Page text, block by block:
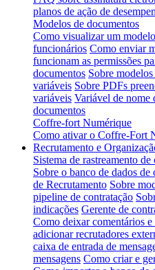
planos de ação de
Modelos de documentos
Como visualizar um
funcionários Como enviar
funcionam as permissões
documentos Sobre
variáveis Sobre PDFs
variáveis Variável de nome
documentos
Coffre-fort Numérique
Como ativar o Coffre-Fort
Recrutamento e
Sistema de rastreamento de
Sobre o banco de dados de
de Recrutamento Sobre
pipeline de contratação
indicações Gerente de
Como deixar comentários
adicionar recrutadores
caixa de entrada de
mensagens Como criar e